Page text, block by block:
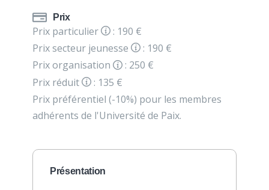
Prix
Prix particulier
: 190 €
Prix secteur jeunesse
: 190 €
Prix organisation
: 250 €
Prix réduit
: 135 €
Prix préférentiel (-10%) pour les membres
adhérents de l'Université de Paix.
Présentation